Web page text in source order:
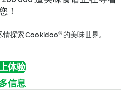
！
探索 Cookidoo® 的美味世界。
体验
信息